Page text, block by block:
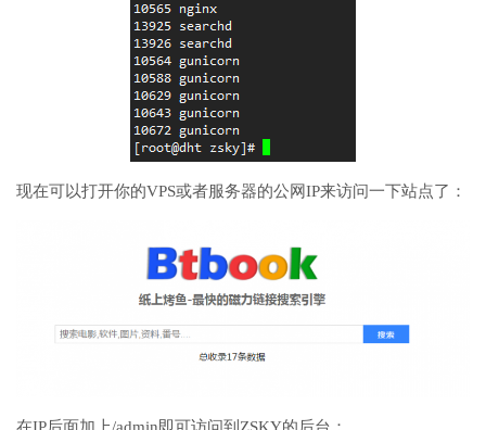
现在可以打开你的VPS或者服务器的公网IP来访问一下站点了：